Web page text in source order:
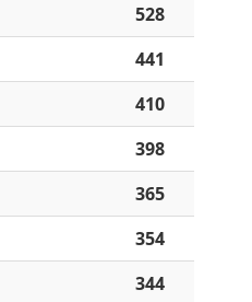
528
441
410
398
365
354
344